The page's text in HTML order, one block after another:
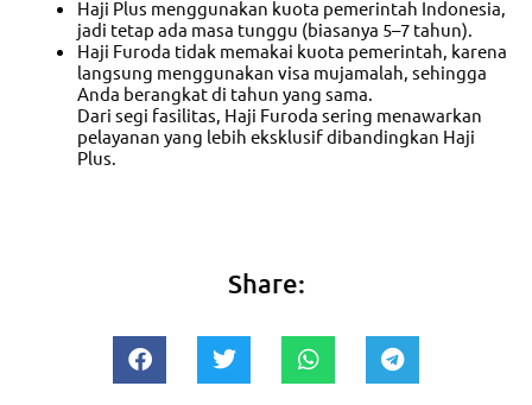
Haji Plus menggunakan kuota pemerintah Indonesia,
jadi tetap ada masa tunggu (biasanya 5–7 tahun).
Haji Furoda tidak memakai kuota pemerintah, karena
langsung menggunakan visa mujamalah, sehingga
Anda berangkat di tahun yang sama.
Dari segi fasilitas, Haji Furoda sering menawarkan
pelayanan yang lebih eksklusif dibandingkan Haji
Plus.
Share: